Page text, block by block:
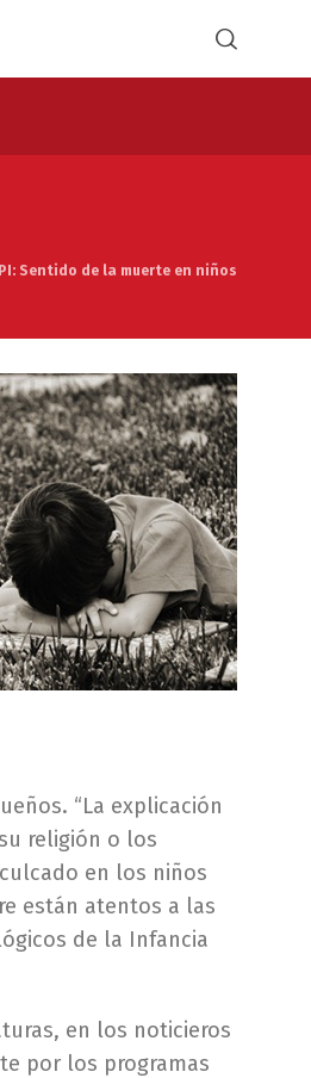
Sentido de la muerte en niños
“La explicación
religión o los
en los niños
están atentos a las
de la Infancia
en los noticieros
por los programas